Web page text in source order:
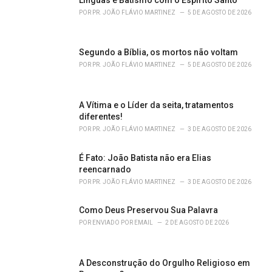
POR PR. JOÃO FLÁVIO MARTINEZ 5 DE AGOSTO DE 2026
Segundo a Bíblia, os mortos não voltam
POR PR. JOÃO FLÁVIO MARTINEZ 5 DE AGOSTO DE 2026
A Vítima e o Líder da seita, tratamentos
diferentes!
POR PR. JOÃO FLÁVIO MARTINEZ 3 DE AGOSTO DE 2026
É Fato: João Batista não era Elias
reencarnado
POR PR. JOÃO FLÁVIO MARTINEZ 3 DE AGOSTO DE 2026
Como Deus Preservou Sua Palavra
POR ENVIADO POR EMAIL 2 DE AGOSTO DE 2026
A Desconstrução do Orgulho Religioso em